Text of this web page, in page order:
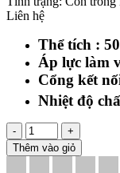
Liên hệ
Thể tích :
Áp lực làm
Cổng kết
Nhiệt độ
-
+
Thêm vào giỏ